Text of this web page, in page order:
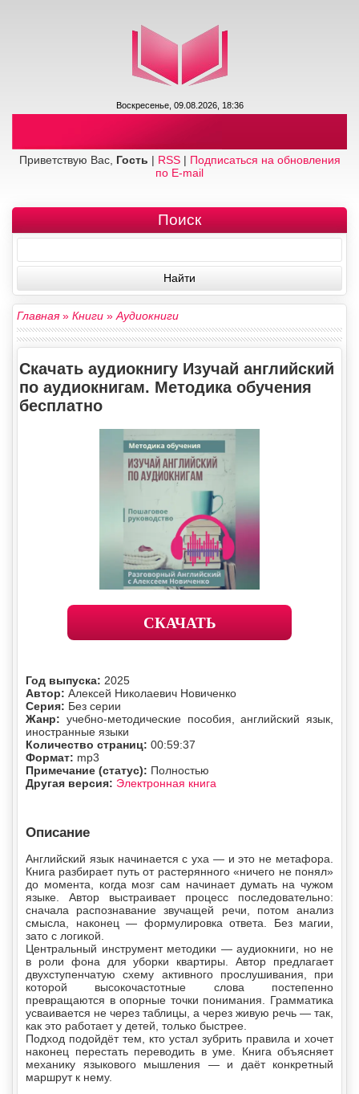
Воскресенье, 09.08.2026, 18:36
Приветствую Вас, Гость | RSS| Подписаться на обновления
по E-mail
Поиск
Главная» Книги »Аудиокниги
Скачать аудиокнигу Изучай английский
по аудиокнигам. Методика обучения
бесплатно
СКАЧАТЬ
Год выпуска: 2025
Автор: Алексей Николаевич Новиченко
Серия: Без серии
Жанр: учебно-методические пособия, английский язык,
иностранные языки
Количество страниц: 00:59:37
Формат: mp3
Примечание (статус): Полностью
Другая версия: Электронная книга
Описание
Английский язык начинается с уха — и это не метафора.
Книга разбирает путь от растерянного «ничего не понял»
до момента, когда мозг сам начинает думать на чужом
языке. Автор выстраивает процесс последовательно:
сначала распознавание звучащей речи, потом анализ
смысла, наконец — формулировка ответа. Без магии,
зато с логикой.
Центральный инструмент методики — аудиокниги, но не
в роли фона для уборки квартиры. Автор предлагает
двухступенчатую схему активного прослушивания, при
которой высокочастотные слова постепенно
превращаются в опорные точки понимания. Грамматика
усваивается не через таблицы, а через живую речь — так,
как это работает у детей, только быстрее.
Подход подойдёт тем, кто устал зубрить правила и хочет
наконец перестать переводить в уме. Книга объясняет
механику языкового мышления — и даёт конкретный
маршрут к нему.